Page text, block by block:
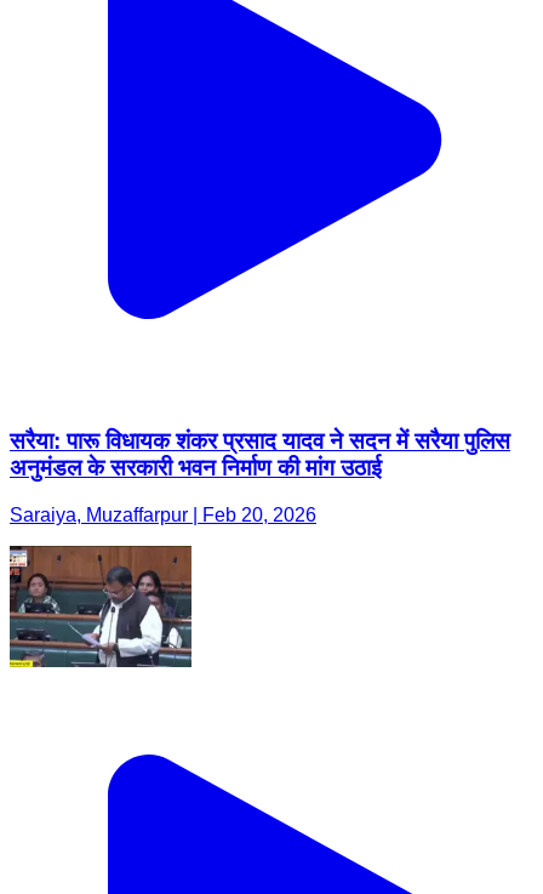
सरैया: पारू विधायक शंकर प्रसाद यादव ने सदन में सरैया पुलिस
अनुमंडल के सरकारी भवन निर्माण की मांग उठाई
Saraiya, Muzaffarpur | Feb 20, 2026